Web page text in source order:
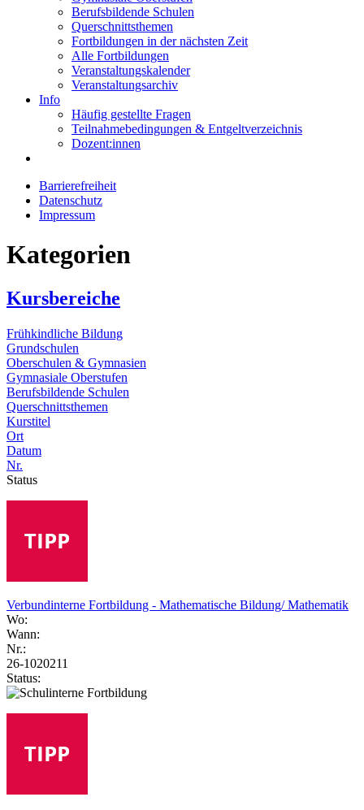
Berufsbildende Schulen
Querschnittsthemen
Fortbildungen in der nächsten Zeit
Alle Fortbildungen
Veranstaltungskalender
Veranstaltungsarchiv
Info
Häufig gestellte Fragen
Teilnahmebedingungen & Entgeltverzeichnis
Dozent:innen
Barrierefreiheit
Datenschutz
Impressum
Kategorien
Kursbereiche
Frühkindliche Bildung
Grundschulen
Oberschulen & Gymnasien
Gymnasiale Oberstufen
Berufsbildende Schulen
Querschnittsthemen
Kurstitel
Ort
Datum
Nr.
Status
Verbundinterne Fortbildung - Mathematische Bildung/ Mathematik
Wo:
Wann:
Nr.:
26-1020211
Status: